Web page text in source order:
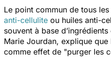
Le point commun de tous
anti-cellulite ou huiles anti-
souvent à base
Marie Jourdan, explique
comme effet de "purger les